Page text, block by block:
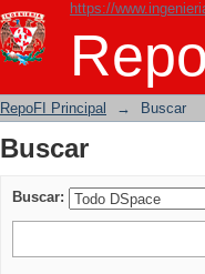
https://
Buscar
RepoFI Principal → Buscar
Buscar
Buscar: